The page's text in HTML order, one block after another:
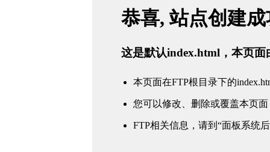
恭喜, 站点创建
这是默认index.html，本页面
本页面在FTP根目录下的
您可以修改、删除或覆盖本页面
FTP相关信息，请到“面板系统